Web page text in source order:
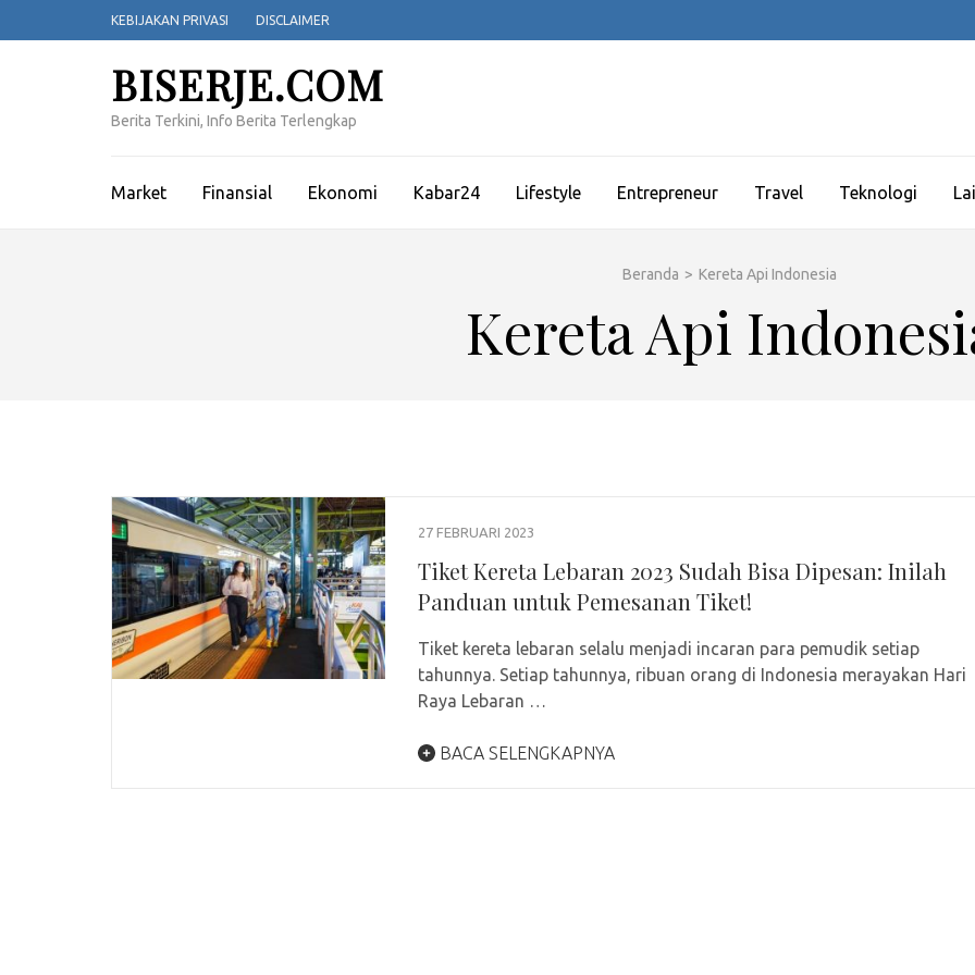
ke
KEBIJAKAN PRIVASI DISCLAIMER
BISERJE.COM
Berita Terkini, Info Berita Terlengkap
Market Finansial Ekonomi Kabar24 Lifestyle Entrepreneur Travel Teknologi
Beranda > Kereta Api Indonesia
Kereta Api
27 FEBRUARI 2023
Tiket Kereta Lebaran 2023 Sudah Bisa Dipesan: Inilah
Panduan untuk Pemesanan Tiket!
Tiket kereta lebaran selalu menjadi incaran para pemudik setiap
tahunnya. Setiap tahunnya, ribuan orang di Indonesia merayakan Hari
Raya Lebaran …
BACA SELENGKAPNYA